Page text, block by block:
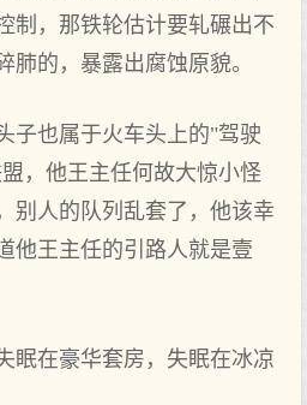
制，那铁轮估计要轧碾出不
肺的，暴露出腐蚀原貌。
子也属于火车头上的"驾驶
，他王主任何故大惊小怪
别人的队列乱套了，他该幸
他王主任的引路人就是壹
眠在豪华套房，失眠在冰凉